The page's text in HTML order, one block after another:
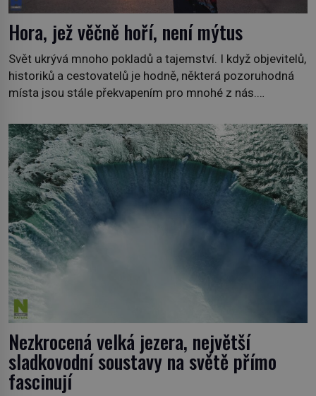
Hora, jež věčně hoří, není mýtus
Svět ukrývá mnoho pokladů a tajemství. I když objevitelů,
historiků a cestovatelů je hodně, některá pozoruhodná
místa jsou stále překvapením pro mnohé z nás.
Albánie či úchvatná atmosféra Kypru jsou jedny z míst,
která nám mají co nabídnout a vyprávět. Uznávaná
historička Bettany Hughes, se vydala prozkoumat
pozoruhodné úkazy, o kterých jste možná doposud
neslyšeli. Hora, […]
Nezkrocená velká jezera, největší
sladkovodní soustavy na světě přímo
fascinují